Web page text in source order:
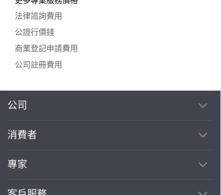
法律諮詢費用
公證行價錢
商業登記申請費用
公司註冊費用
公司
消費者
專家